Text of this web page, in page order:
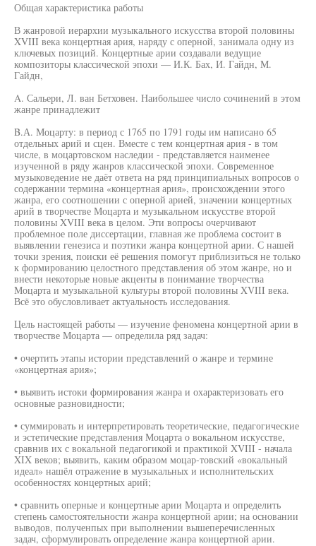
Общая характеристика работы
В жанровой иерархии музыкального искусства второй половины
XVIII века концертная ария, наряду с оперной, занимала одну из
ключевых позиций. Концертные арии создавали ведущие
композиторы классической эпохи — И.К. Бах, И. Гайдн, М.
Гайдн,
A. Сальери, Л. ван Бетховен. Наибольшее число сочинений в этом
жанре принадлежит
B.А. Моцарту: в период с 1765 по 1791 годы им написано 65
отдельных арий и сцен. Вместе с тем концертная ария - в том
числе, в моцартовском наследии - представляется наименее
изученной в ряду жанров классической эпохи. Современное
музыковедение не даёт ответа на ряд принципиальных вопросов о
содержании термина «концертная ария», происхождении этого
жанра, его соотношении с оперной арией, значении концертных
арий в творчестве Моцарта и музыкальном искусстве второй
половины XVIII века в целом. Эти вопросы очерчивают
проблемное поле диссертации, главная же проблема состоит в
выявлении генезиса и поэтики жанра концертной арии. С нашей
точки зрения, поиски её решения помогут приблизиться не только
к формированию целостного представления об этом жанре, но и
внести некоторые новые акценты в понимание творчества
Моцарта и музыкальной культуры второй половины XVIII века.
Всё это обусловливает актуальность исследования.
Цель настоящей работы — изучение феномена концертной арии в
творчестве Моцарта — определила ряд задач:
• очертить этапы истории представлений о жанре и термине
«концертная ария»;
• выявить истоки формирования жанра и охарактеризовать его
основные разновидности;
• суммировать и интерпретировать теоретические, педагогические
и эстетические представления Моцарта о вокальном искусстве,
сравнив их с вокальной педагогикой и практикой XVIII - начала
XIX веков; выявить, каким образом моцар-товский «вокальный
идеал» нашёл отражение в музыкальных и исполнительских
особенностях концертных арий;
• сравнить оперные и концертные арии Моцарта и определить
степень самостоятельности жанра концертной арии; на основании
выводов, полученпых при выполнении вышеперечисленных
задач, сформулировать определение жанра концертной арии.